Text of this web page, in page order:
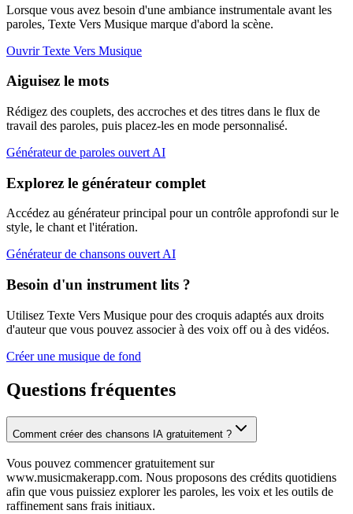
Lorsque vous avez besoin d'une ambiance instrumentale avant les
paroles, Texte Vers Musique marque d'abord la scène.
Ouvrir Texte Vers Musique
Aiguisez le mots
Rédigez des couplets, des accroches et des titres dans le flux de
travail des paroles, puis placez-les en mode personnalisé.
Générateur de paroles ouvert AI
Explorez le générateur complet
Accédez au générateur principal pour un contrôle approfondi sur le
style, le chant et l'itération.
Générateur de chansons ouvert AI
Besoin d'un instrument lits ?
Utilisez Texte Vers Musique pour des croquis adaptés aux droits
d'auteur que vous pouvez associer à des voix off ou à des vidéos.
Créer une musique de fond
Questions fréquentes
Comment créer des chansons IA gratuitement ?
Vous pouvez commencer gratuitement sur
www.musicmakerapp.com. Nous proposons des crédits quotidiens
afin que vous puissiez explorer les paroles, les voix et les outils de
raffinement sans frais initiaux.